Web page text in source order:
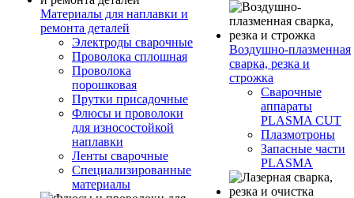
Материалы для наплавки и
ремонта деталей
Электроды сварочные
Проволока сплошная
Проволока
порошковая
Прутки присадочные
Флюсы и проволоки
для износостойкой
наплавки
Ленты сварочные
Специализированные
материалы
Воздушно-плазменная
сварка, резка и
строжка
Сварочные
аппараты
PLASMA CUT
Плазмотроны
Запасные части
PLASMA